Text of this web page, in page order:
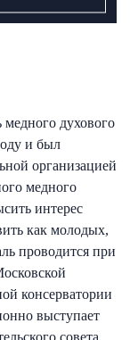
духового
и был
организацией
медного
интерес
как молодых,
проводится при
консерватории
выступает